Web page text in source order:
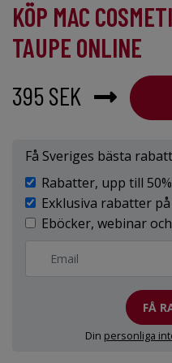
KÖP MAC
TAUPE ONLINE
395 SEK
Få Sveriges bästa
Rabatter, upp till
Exklusiva rabatter
Eböcker, webinar
FÅ
Din personliga